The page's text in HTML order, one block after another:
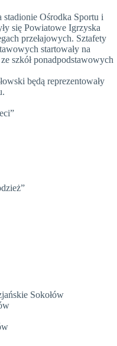
Ośrodka Sportu i
się Powiatowe Igrzyska
przełajowych. Sztafety
startowały na
szkół ponadpodstawowych
będą reprezentowały
Sokołów